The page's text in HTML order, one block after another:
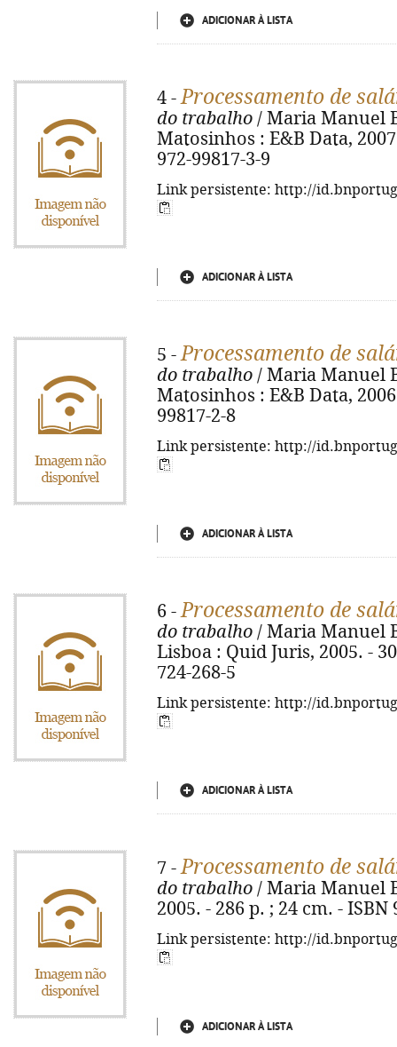
ADICIONAR À LISTA
4 -Processamento de
do trabalho / Maria Manuel
Matosinhos : E&B Data,
972-99817-3-9
Link persistente: http://
ADICIONAR À LISTA
5 -Processamento de
do trabalho / Maria Manuel
Matosinhos : E&B Data,
99817-2-8
Link persistente: http://
ADICIONAR À LISTA
6 -Processamento de
do trabalho / Maria Manuel
Lisboa : Quid Juris, 2005. -
724-268-5
Link persistente: http://
ADICIONAR À LISTA
7 -Processamento de
do trabalho / Maria Manuel
2005. - 286 p. ; 24 cm. - ISBN
Link persistente: http://
ADICIONAR À LISTA